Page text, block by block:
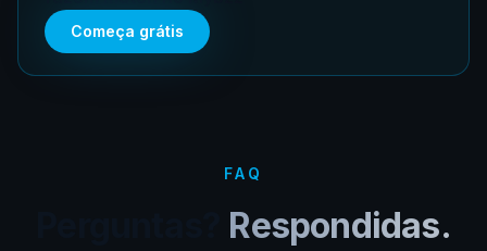
Começa grátis
FAQ
Respondidas.